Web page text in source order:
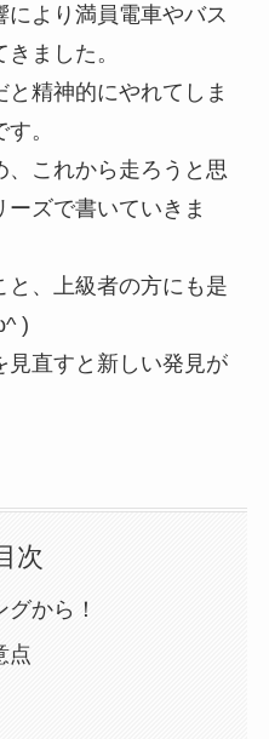
より満員電車やバス
ました。
精神的にやれてしま
。
これから走ろうと思
ズで書いていきま
、上級者の方にも是
)
見直すと新しい発見が
次
から！
点